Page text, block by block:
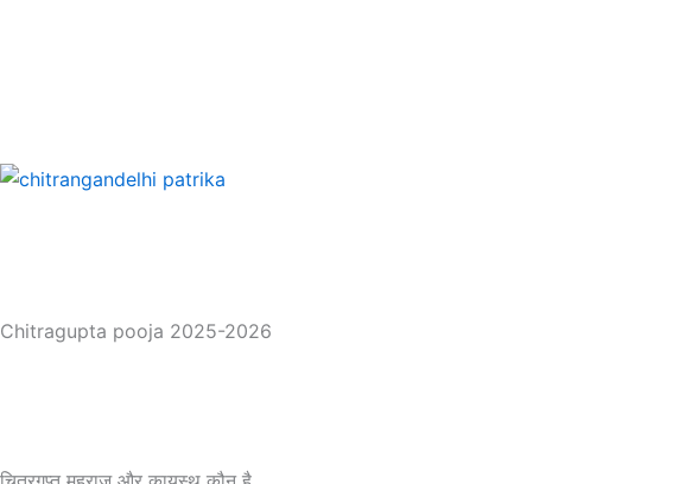
Chitragupta pooja 2025-2026